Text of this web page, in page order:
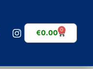
€0.00 0